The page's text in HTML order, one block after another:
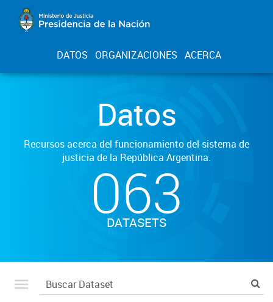
DATOS ORGANIZACIONES ACERCA
Datos
Recursos acerca del funcionamiento del sistema de
justicia de la República Argentina.
063
DATASETS